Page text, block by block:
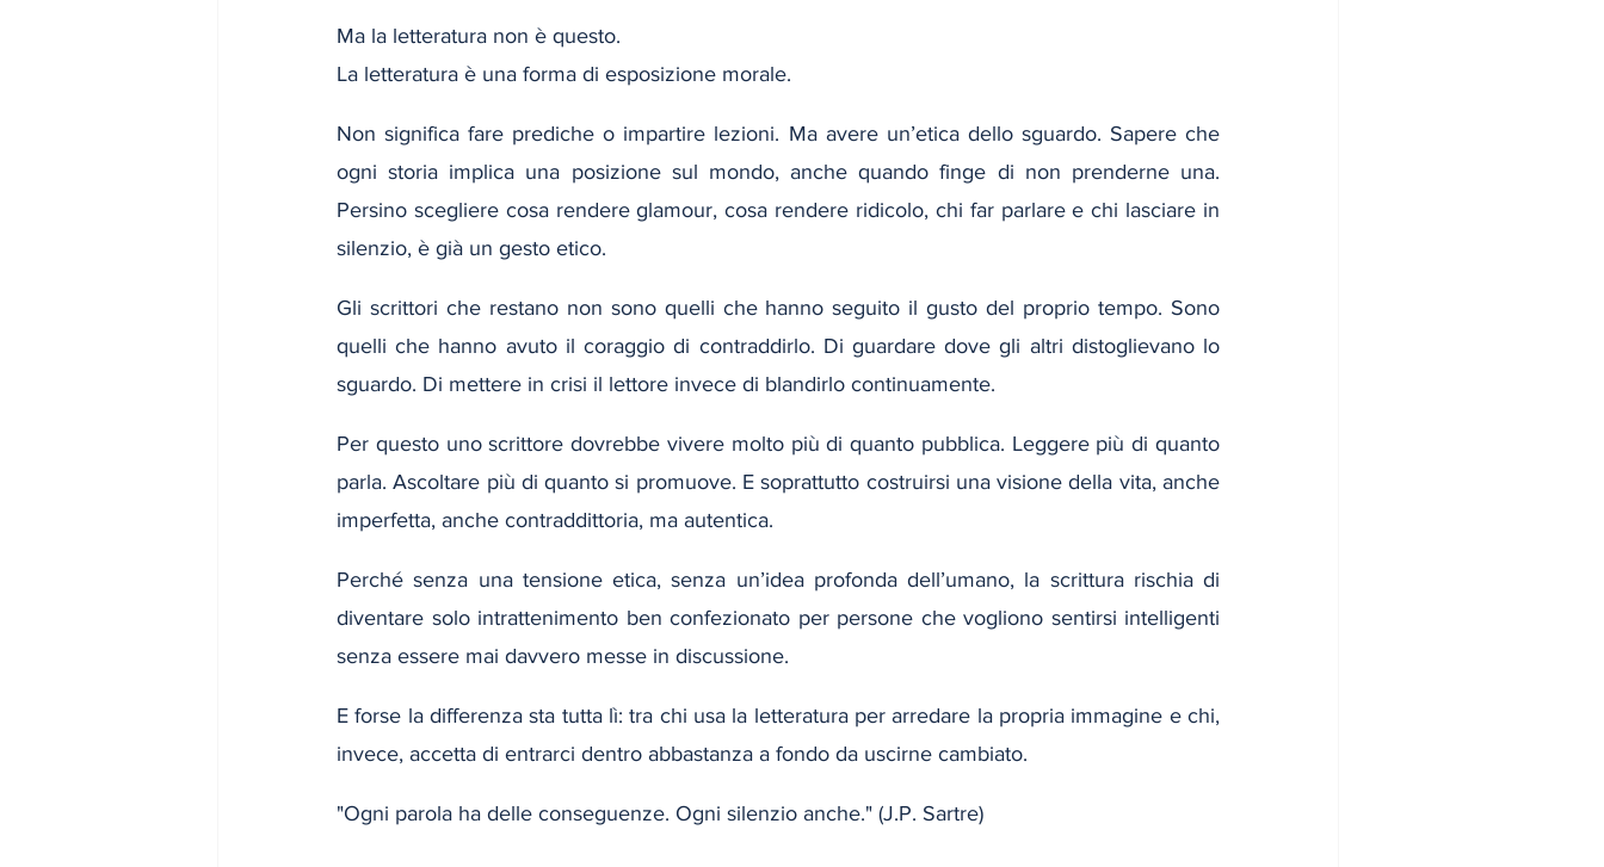
Ma la letteratura non è questo.
La letteratura è una forma di esposizione morale.
Non significa fare prediche o impartire lezioni. Ma avere un’etica dello sguardo. Sapere che
ogni storia implica una posizione sul mondo, anche quando finge di non prenderne una.
Persino scegliere cosa rendere glamour, cosa rendere ridicolo, chi far parlare e chi lasciare in
silenzio, è già un gesto etico.
Gli scrittori che restano non sono quelli che hanno seguito il gusto del proprio tempo. Sono
quelli che hanno avuto il coraggio di contraddirlo. Di guardare dove gli altri distoglievano lo
sguardo. Di mettere in crisi il lettore invece di blandirlo continuamente.
Per questo uno scrittore dovrebbe vivere molto più di quanto pubblica. Leggere più di quanto
parla. Ascoltare più di quanto si promuove. E soprattutto costruirsi una visione della vita, anche
imperfetta, anche contraddittoria, ma autentica.
Perché senza una tensione etica, senza un’idea profonda dell’umano, la scrittura rischia di
diventare solo intrattenimento ben confezionato per persone che vogliono sentirsi intelligenti
senza essere mai davvero messe in discussione.
E forse la differenza sta tutta lì: tra chi usa la letteratura per arredare la propria immagine e chi,
invece, accetta di entrarci dentro abbastanza a fondo da uscirne cambiato.
"Ogni parola ha delle conseguenze. Ogni silenzio anche." (J.P. Sartre)